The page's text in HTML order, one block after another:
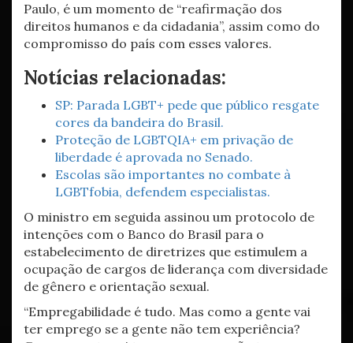
Paulo, é um momento de “reafirmação dos
direitos humanos e da cidadania”, assim como do
compromisso do país com esses valores.
Notícias relacionadas:
SP: Parada LGBT+ pede que público resgate
cores da bandeira do Brasil.
Proteção de LGBTQIA+ em privação de
liberdade é aprovada no Senado.
Escolas são importantes no combate à
LGBTfobia, defendem especialistas.
O ministro em seguida assinou um protocolo de
intenções com o Banco do Brasil para o
estabelecimento de diretrizes que estimulem a
ocupação de cargos de liderança com diversidade
de gênero e orientação sexual.
“Empregabilidade é tudo. Mas como a gente vai
ter emprego se a gente não tem experiência?